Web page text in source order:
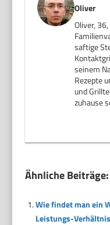
Oliver
Oliver,
saftige
seinem
Rezepte
und
zuhause
Ähnliche Beiträge:
Wie findet man ein
Leistungs-